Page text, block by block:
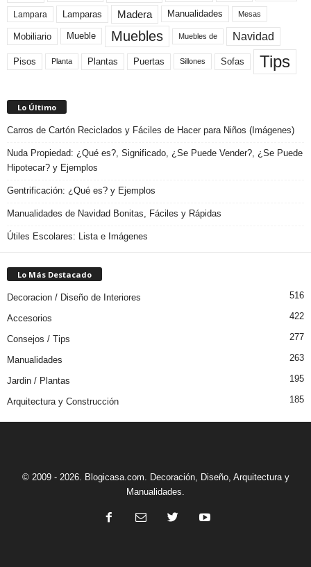
Lampara Lamparas Madera Manualidades Mesas
Mobiliario Mueble Muebles Muebles de Navidad
Pisos Planta Plantas Puertas Sillones Sofas Tips
Lo Último
Carros de Cartón Reciclados y Fáciles de Hacer para Niños (Imágenes)
Nuda Propiedad: ¿Qué es?, Significado, ¿Se Puede Vender?, ¿Se Puede
Hipotecar? y Ejemplos
Gentrificación: ¿Qué es? y Ejemplos
Manualidades de Navidad Bonitas, Fáciles y Rápidas
Útiles Escolares: Lista e Imágenes
Lo Más Destacado
Decoracion / Diseño de Interiores 516
Accesorios 422
Consejos / Tips 277
Manualidades 263
Jardin / Plantas 195
Arquitectura y Construcción 185
© 2009 - 2026. Blogicasa.com. Decoración, Diseño, Arquitectura y
Manualidades.